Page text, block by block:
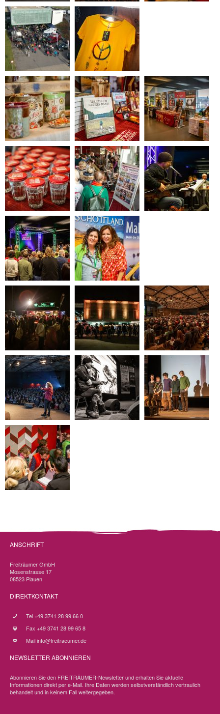
ANSCHRIFT
Freiträumer GmbH
Mosenstrasse 17
08523 Plauen
DIREKTKONTAKT
Tel +49 3741 28 99 66 0
Fax +49 3741 28 99 65 8
Mailinfo@freitraeumer.de
NEWSLETTER ABONNIEREN
Abonnieren Sie den FREITRÄUMER-Newsletter und erhalten Sie aktuelle
Informationen direkt per e-Mail. Ihre Daten werden selbstverständlich vertraulich
behandelt und in keinem Fall weitergegeben.